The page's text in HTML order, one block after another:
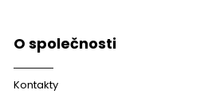
O společnosti
Kontakty